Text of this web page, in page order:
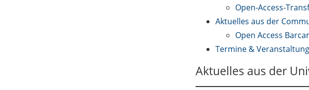
Open-Access-
Aktuelles aus der
Open Access
Termine &
Aktuelles aus der